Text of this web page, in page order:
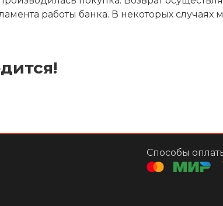
работы банка. В некоторых случаях
Способы